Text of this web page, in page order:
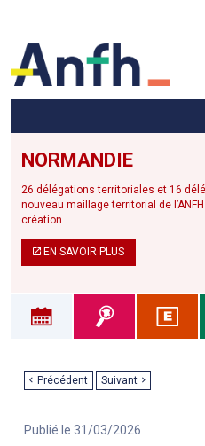
NORMANDIE
26 délégations territoriales et 16
nouveau maillage territorial de
création...
EN SAVOIR PLUS
Précédent Suivant
Publié le 31/03/2026